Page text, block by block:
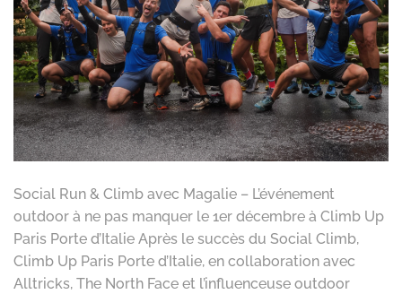
Social Run & Climb avec Magalie – L’événement
outdoor à ne pas manquer le 1er décembre à Climb Up
Paris Porte d’Italie Après le succès du Social Climb,
Climb Up Paris Porte d’Italie, en collaboration avec
Alltricks, The North Face et l’influenceuse outdoor